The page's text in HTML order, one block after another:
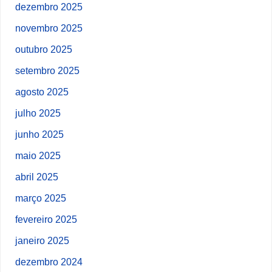
dezembro 2025
novembro 2025
outubro 2025
setembro 2025
agosto 2025
julho 2025
junho 2025
maio 2025
abril 2025
março 2025
fevereiro 2025
janeiro 2025
dezembro 2024